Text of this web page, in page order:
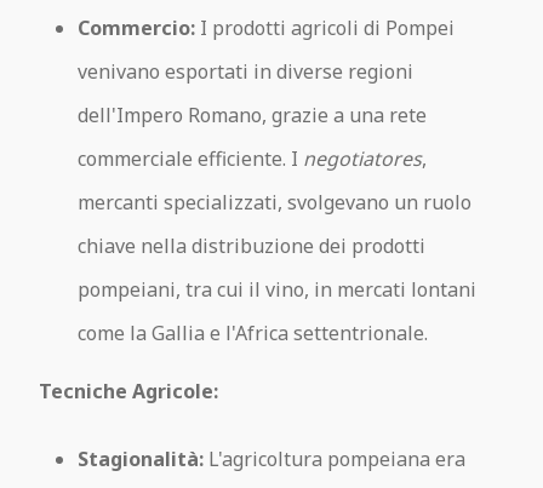
Commercio: I prodotti agricoli di Pompei
venivano esportati in diverse regioni
dell'Impero Romano, grazie a una rete
commerciale efficiente. I negotiatores,
mercanti specializzati, svolgevano un ruolo
chiave nella distribuzione dei prodotti
pompeiani, tra cui il vino, in mercati lontani
come la Gallia e l'Africa settentrionale.
Tecniche Agricole:
Stagionalità: L'agricoltura pompeiana era